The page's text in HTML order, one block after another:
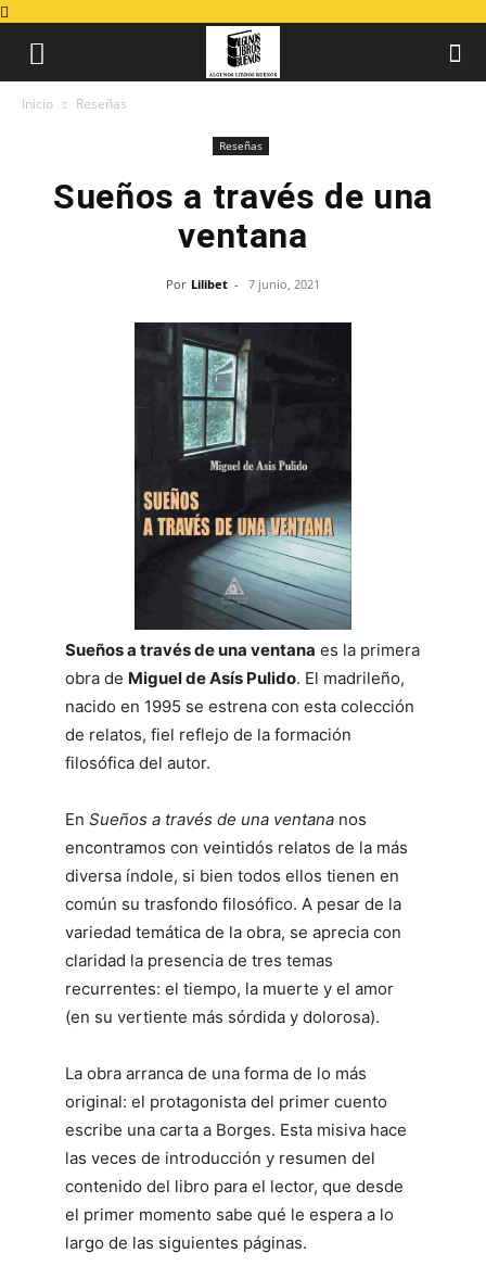
Inicio Reseñas
Reseñas
Sueños a través de una
ventana
Por Lilibet - 7 junio, 2021
Sueños a través de una ventana es la primera
obra de Miguel de Asís Pulido. El madrileño,
nacido en 1995 se estrena con esta colección
de relatos, fiel reflejo de la formación
filosófica del autor.
En Sueños a través de una ventana nos
encontramos con veintidós relatos de la más
diversa índole, si bien todos ellos tienen en
común su trasfondo filosófico. A pesar de la
variedad temática de la obra, se aprecia con
claridad la presencia de tres temas
recurrentes: el tiempo, la muerte y el amor
(en su vertiente más sórdida y dolorosa).
La obra arranca de una forma de lo más
original: el protagonista del primer cuento
escribe una carta a Borges. Esta misiva hace
las veces de introducción y resumen del
contenido del libro para el lector, que desde
el primer momento sabe qué le espera a lo
largo de las siguientes páginas.